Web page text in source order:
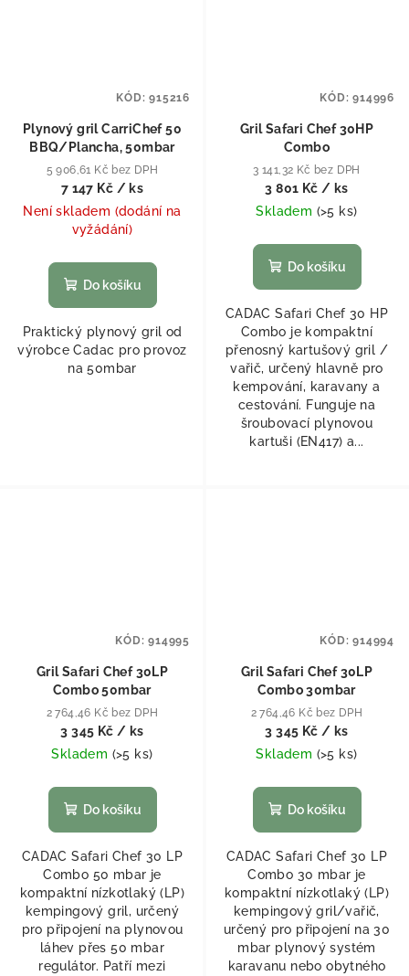
Plynový gril CarriChef 50
BBQ/Plancha, 50mbar
5 906,61 Kč bez DPH
7 147 Kč / ks
Není skladem (dodání na
vyžádání)
Do košíku
Praktický plynový gril od
výrobce Cadac pro provoz
na 50mbar
KÓD:915216
Gril Safari Chef 30HP
Combo
3 141,32 Kč bez DPH
3 801 Kč / ks
Skladem (>5 ks)
Do košíku
CADAC Safari Chef 30 HP
Combo je kompaktní
přenosný kartušový gril /
vařič, určený hlavně pro
kempování, karavany a
cestování. Funguje na
šroubovací plynovou
kartuši (EN417) a...
KÓD:914996
Gril Safari Chef 30LP
Combo 50mbar
2 764,46 Kč bez DPH
3 345 Kč / ks
Skladem (>5 ks)
Do košíku
CADAC Safari Chef 30 LP
Combo 50 mbar je
kompaktní nízkotlaký (LP)
kempingový gril, určený
pro připojení na plynovou
láhev přes 50 mbar
regulátor. Patří mezi
KÓD:914995
Gril Safari Chef 30LP
Combo 30mbar
2 764,46 Kč bez DPH
3 345 Kč / ks
Skladem (>5 ks)
Do košíku
CADAC Safari Chef 30 LP
Combo 30 mbar je
kompaktní nízkotlaký (LP)
kempingový gril/vařič,
určený pro připojení na 30
mbar plynový systém
karavanu nebo obytného
KÓD:914994